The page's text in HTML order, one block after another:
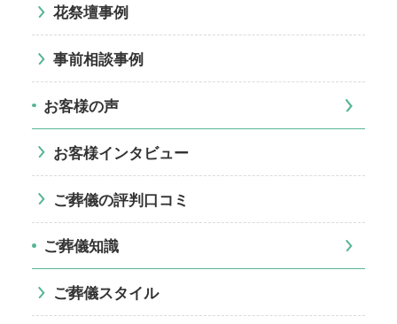
花祭壇事例
事前相談事例
お客様の声
お客様インタビュー
ご葬儀の評判口コミ
ご葬儀知識
ご葬儀スタイル